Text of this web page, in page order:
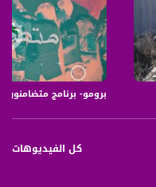
برومو- برنامج متضامنون
كل الفيديوهات